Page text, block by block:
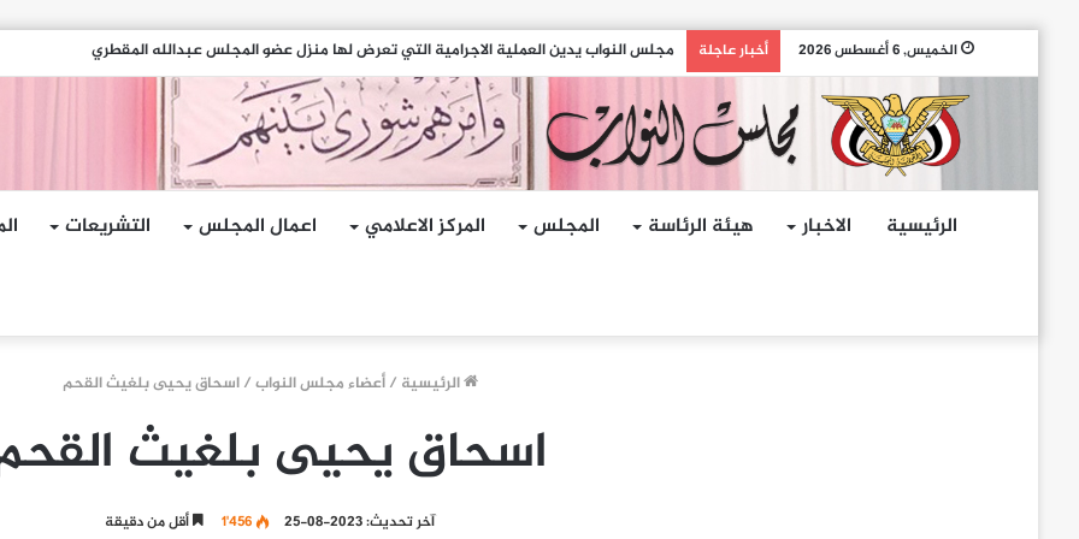
الخميس, 6 أغسطس 2026 أخبار عاجلة مجلس النواب يدين الهجمات الإرهابية الحوثية التي استهدفت السفينة الهندية في البحر الأحمر
الرئيسية الاخبار هيئة الرئاسة المجلس المركز الاعلامي اعمال المجلس التشريعات
الرئيسية / أعضاء مجلس النواب/ اسحاق يحيى بلغيث القحم
اسحاق يحيى بلغيث
آخر تحديث: 2023-08-25 1٬456 أقل من دقيقة